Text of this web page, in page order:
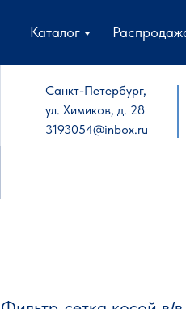
Каталог
Санкт-Петербург,
ул. Химиков, д. 28
3193054@inbox.ru